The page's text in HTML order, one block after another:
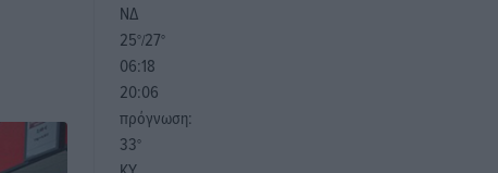
ΝΔ
25°/27°
06:18
20:06
πρόγνωση:
33°